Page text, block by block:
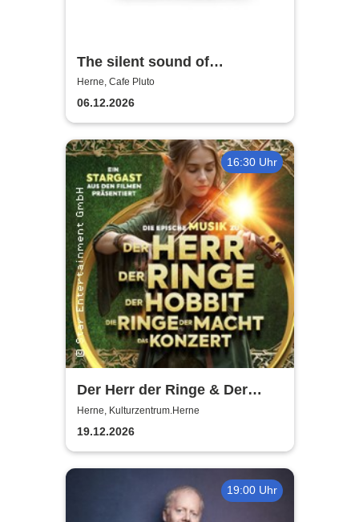
The silent sound of
Christmas 2026
Herne, Cafe Pluto
06.12.2026
16:30 Uhr
Der Herr der Ringe & Der
Hobbit
Herne, Kulturzentrum.Herne
19.12.2026
19:00 Uhr